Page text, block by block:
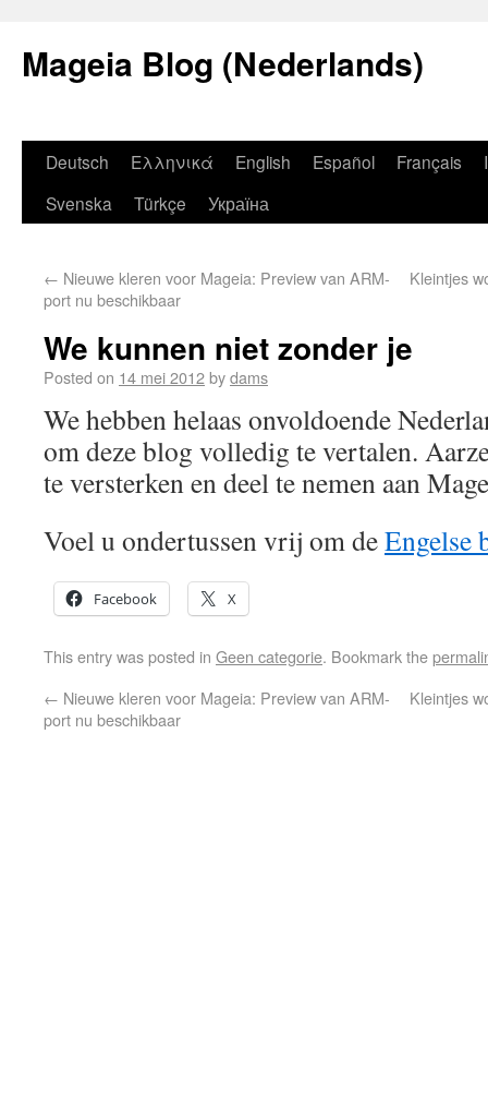
Mageia Blog (Nederlands)
Deutsch Ελληνικά English Español Français
Svenska
Türkçe Україна
← Nieuwe kleren voor Mageia: Preview van ARM-
port nu beschikbaar
Kleintjes
We kunnen niet zonder je
Posted on 14 mei 2012bydams
We hebben helaas onvoldoende
om deze blog volledig te vertalen.
te versterken en deel te nemen aan
Voel u ondertussen vrij om deEngelse
Facebook X
This entry was posted in Geen categorie. Bookmark the
← Nieuwe kleren voor Mageia: Preview van ARM-
port nu beschikbaar
Kleintjes